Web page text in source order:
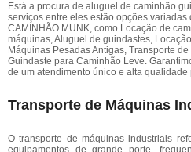
Está a procura de aluguel de caminhão
serviços entre eles estão opções
CAMINHÃO MUNK, como Locação de
máquinas, Aluguel de guindastes,
Máquinas Pesadas Antigas, Transporte
Guindaste para Caminhão Leve.
de um atendimento único e alta qualidade
Transporte de Máquinas
O transporte de máquinas industriais
equipamentos de grande porte,